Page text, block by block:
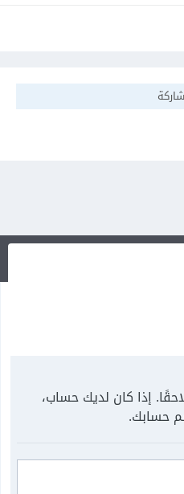
إذا كان لديك حساب،
حسابك.